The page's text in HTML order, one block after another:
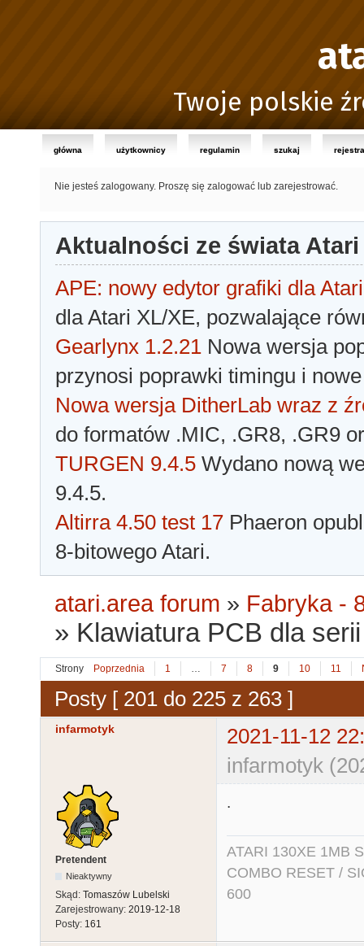
Twoje polskie
główna użytkownicy regulamin szukaj
Nie jesteś zalogowany. Proszę się zalogować lub zarejestrować.
Aktualności ze świata Atari
APE: nowy edytor grafiki dla Atari
dla Atari XL/XE, pozwalające
Gearlynx 1.2.21 Nowa wersja
przynosi poprawki timingu i
Nowa wersja DitherLab wraz z
do formatów .MIC, .GR8, .GR9
TURGEN 9.4.5 Wydano nową
9.4.5.
Altirra 4.50 test 17 Phaeron
8-bitowego Atari.
atari.area forum » Fabryka -
» Klawiatura PCB dla
Strony Poprzednia 1 … 7 8 9 10 11
Posty [ 201 do 225 z 263 ]
infarmotyk
2021-11-12
infarmotyk
Pretendent
Nieaktywny
Skąd: Tomaszów Lubelski
Zarejestrowany: 2019-12-18
Posty: 161
.
ATARI 130XE 1MB
COMBO RESET /
600